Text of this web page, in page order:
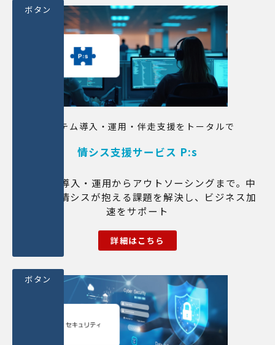
システム導入・運用・伴走支援をトータルで
情シス支援サービス P:s
システム導入・運用からアウトソーシングまで。中
小企業の情シスが抱える課題を解決し、ビジネス加
速をサポート
ボタン
詳細はこちら
ボタン